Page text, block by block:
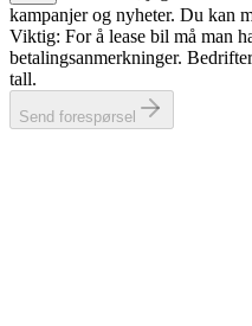
kampanjer og nyheter. Du kan
Viktig: For å lease bil må man
betalingsanmerkninger.
tall.
Send forespørsel